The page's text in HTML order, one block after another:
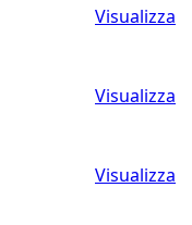
Visualizza
Visualizza
Visualizza